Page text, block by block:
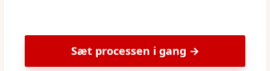
Sæt processen i gang →